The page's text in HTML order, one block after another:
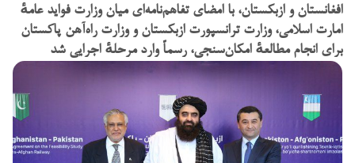
افغانستان و ازبکستان، با امضای تفاهم‌نامه‌ای میان وزارت فواید عامهٔ
امارت اسلامی، وزارت ترانسپورت ازبکستان و وزارت راه‌آهن پاکستان
برای انجام مطالعهٔ امکان‌سنجی، رسماً وارد مرحلهٔ اجرایی شد